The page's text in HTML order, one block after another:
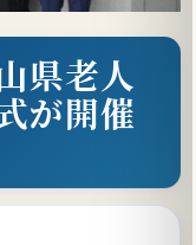
県老人
が開催